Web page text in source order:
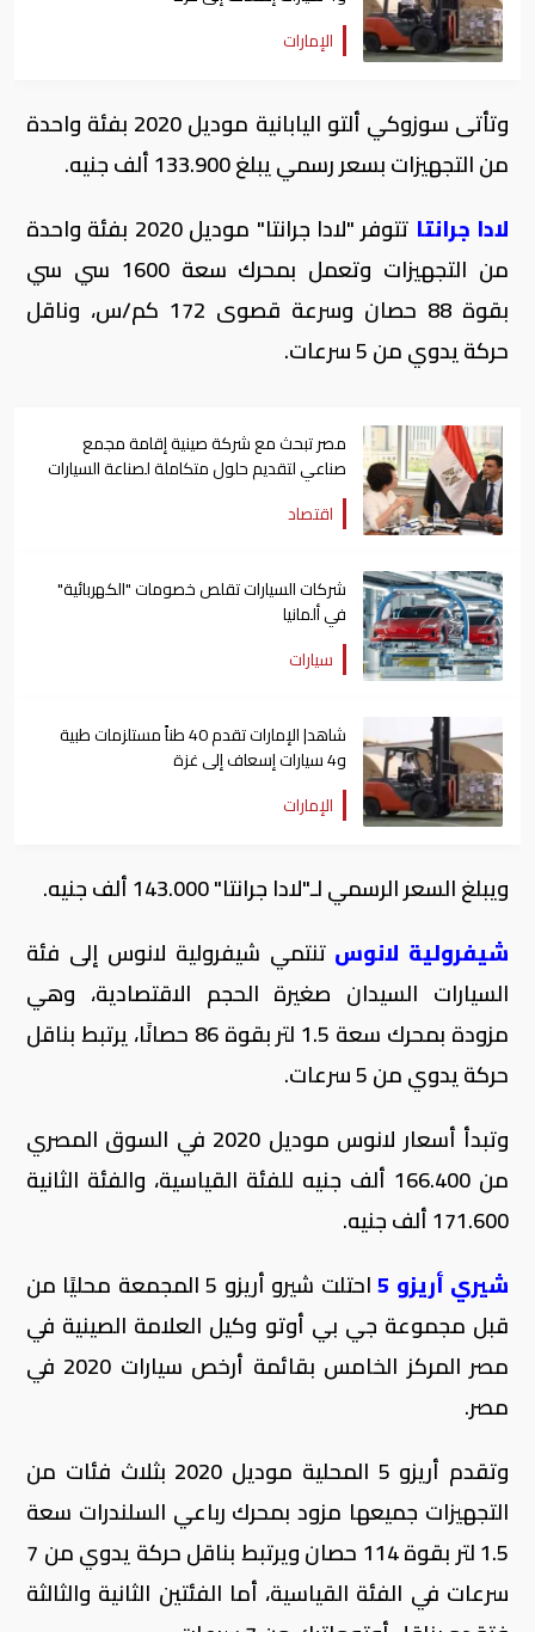
الإمارات
وتأتى سوزوكي ألتو اليابانية موديل 2020 بفئة واحدة
من التجهيزات بسعر رسمي يبلغ 133.900 ألف جنيه.
لادا جرانتا
تتوفر "لادا جرانتا" موديل 2020 بفئة واحدة
من التجهيزات وتعمل بمحرك سعة 1600 سي سي
بقوة 88 حصان وسرعة قصوى 172 كم/س، وناقل
حركة يدوي من 5 سرعات.
مصر تبحث مع شركة صينية إقامة مجمع
صناعي لتقديم حلول متكاملة لصناعة السيارات
اقتصاد
شركات السيارات تقلص خصومات "الكهربائية"
في ألمانيا
سيارات
شاهد| الإمارات تقدم 40 طناً مستلزمات طبية
و4 سيارات إسعاف إلى غزة
الإمارات
ويبلغ السعر الرسمي لـ"لادا جرانتا" 143.000 ألف جنيه.
شيفرولية لانوس تنتمي شيفرولية لانوس إلى فئة
السيارات السيدان صغيرة الحجم الاقتصادية، وهي
مزودة بمحرك سعة 1.5 لتر بقوة 86 حصانًا، يرتبط بناقل
حركة يدوي من 5 سرعات.
وتبدأ أسعار لانوس موديل 2020 في السوق المصري
من 166.400 ألف جنيه للفئة القياسية، والفئة الثانية
171.600 ألف جنيه.
شيري أريزو 5
احتلت شيرو أريزو 5 المجمعة محليًا من
قبل مجموعة جي بي أوتو وكيل العلامة الصينية في
مصر المركز الخامس بقائمة أرخص سيارات 2020 في
مصر.
وتقدم أريزو 5 المحلية موديل 2020 بثلاث فئات من
التجهيزات جميعها مزود بمحرك رباعي السلندرات سعة
1.5 لتر بقوة 114 حصان ويرتبط بناقل حركة يدوي من 7
سرعات في الفئة القياسية، أما الفئتين الثانية والثالثة